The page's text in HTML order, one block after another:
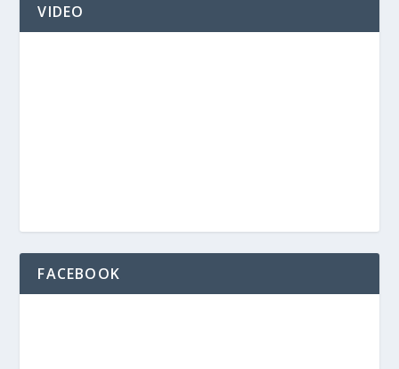
VIDEO
FACEBOOK